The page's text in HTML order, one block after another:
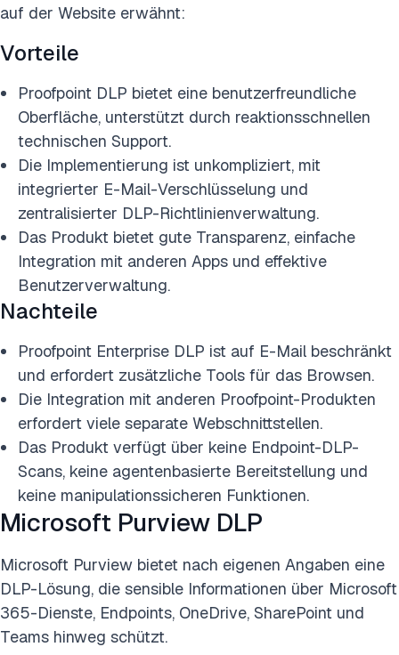
auf der Website erwähnt:
Vorteile
Proofpoint DLP bietet eine benutzerfreundliche
Oberfläche, unterstützt durch reaktionsschnellen
technischen Support.
Die Implementierung ist unkompliziert, mit
integrierter E-Mail-Verschlüsselung und
zentralisierter DLP-Richtlinienverwaltung.
Das Produkt bietet gute Transparenz, einfache
Integration mit anderen Apps und effektive
Benutzerverwaltung.
Nachteile
Proofpoint Enterprise DLP ist auf E-Mail beschränkt
und erfordert zusätzliche Tools für das Browsen.
Die Integration mit anderen Proofpoint-Produkten
erfordert viele separate Webschnittstellen.
Das Produkt verfügt über keine Endpoint-DLP-
Scans, keine agentenbasierte Bereitstellung und
keine manipulationssicheren Funktionen.
Microsoft Purview DLP
Microsoft Purview bietet nach eigenen Angaben eine
DLP-Lösung, die sensible Informationen über Microsoft
365-Dienste, Endpoints, OneDrive, SharePoint und
Teams hinweg schützt.